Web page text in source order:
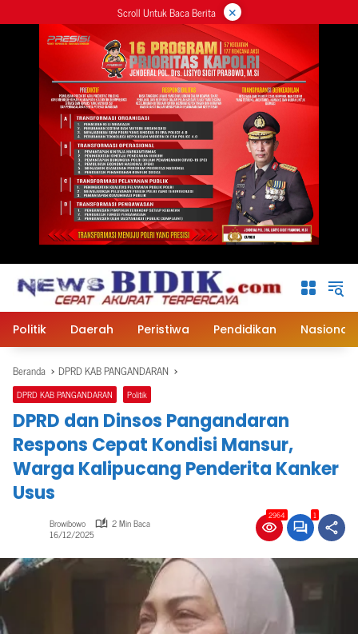
ke
Scroll Untuk Baca Berita ×
Politik Daerah Peristiwa Pendidikan Nasional
Beranda DPRD KAB PANGANDARAN
DPRD KAB PANGANDARAN Politik
DPRD dan Dinsos Pangandaran
Respons Cepat Kondisi Mansur,
Warga Kalipucang Penderita Kanker
Usus
Browibowo 2 Min Baca
16/12/2025
2964 1